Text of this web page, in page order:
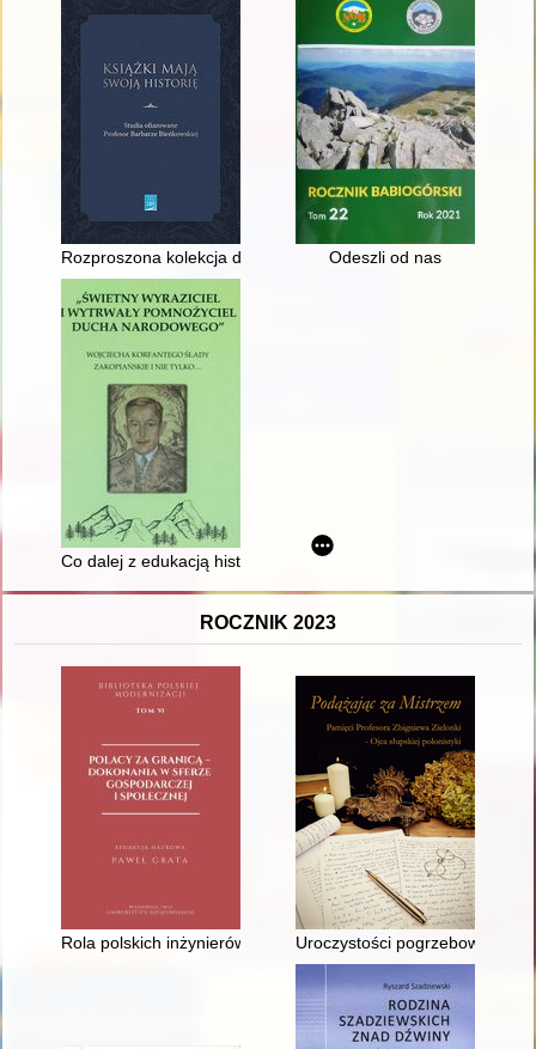
Rozproszona kolekcja druków Zygmunta Czarneckiego w
Odeszli od nas
Co dalej z edukacją historyczną o powstaniach śląskich?
ROCZNIK 2023
Rola polskich inżynierów w budowie Kolei Transsyberyjskiej na
Uroczystości pogrzebowe